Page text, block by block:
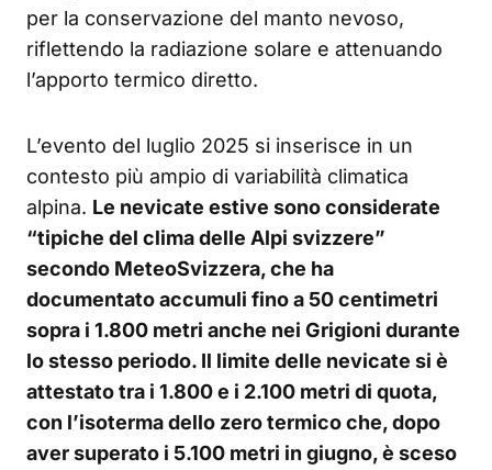
per la conservazione del manto nevoso,
riflettendo la radiazione solare e attenuando
l’apporto termico diretto.
L’evento del luglio 2025 si inserisce in un
contesto più ampio di variabilità climatica
alpina. Le nevicate estive sono considerate
“tipiche del clima delle Alpi svizzere”
secondo MeteoSvizzera, che ha
documentato accumuli fino a 50 centimetri
sopra i 1.800 metri anche nei Grigioni durante
lo stesso periodo. Il limite delle nevicate si è
attestato tra i 1.800 e i 2.100 metri di quota,
con l’isoterma dello zero termico che, dopo
aver superato i 5.100 metri in giugno, è sceso